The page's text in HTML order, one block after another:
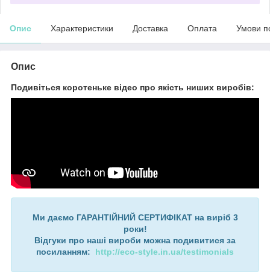
Опис Характеристики Доставка Оплата Умови
Опис
Подивіться коротеньке відео про якість ниших виробів:
Ми даємо ГАРАНТІЙНИЙ СЕРТИФІКАТ на виріб 3
роки!
Відгуки про наші вироби можна подивитися за
посиланням: http://eco-style.in.ua/testimonials